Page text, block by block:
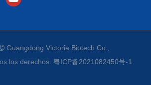
Guangdong Victoria Biotech Co.,
los derechos. 粤ICP备2021082450号-1